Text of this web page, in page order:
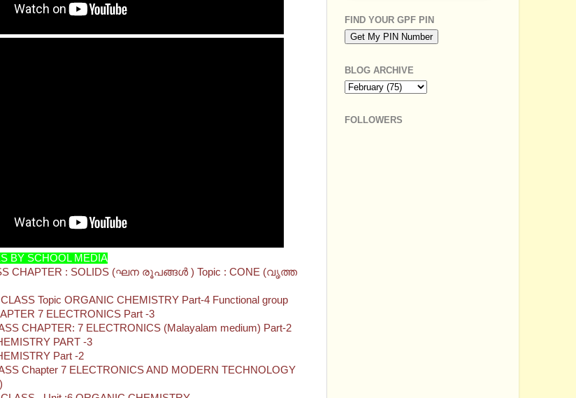
BY SCHOOL MEDIA
CHAPTER : SOLIDS (ഘന രൂപങ്ങൾ ) Topic : CONE (വൃത്ത
Topic ORGANIC CHEMISTRY Part-4 Functional group
7 ELECTRONICS Part -3
CHAPTER: 7 ELECTRONICS (Malayalam medium) Part-2
PART -3
Part -2
Chapter 7 ELECTRONICS AND MODERN TECHNOLOGY
FIND YOUR GPF PIN
BLOG ARCHIVE
FOLLOWERS